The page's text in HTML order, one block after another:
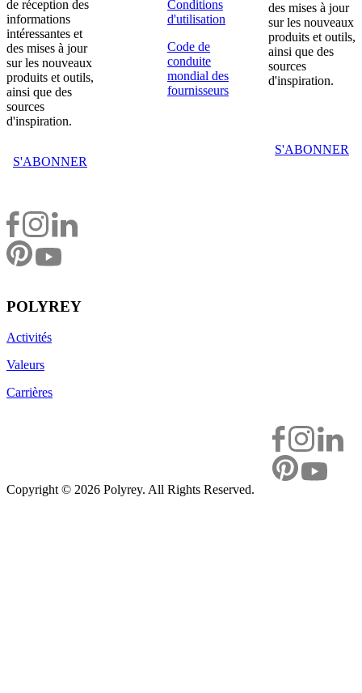
de réception des
informations
intéressantes et
des mises à jour
sur les nouveaux
produits et outils,
ainsi que des
sources
d'inspiration.
S'ABONNER
POLYREY
Activités
Valeurs
Carrières
Conditions
d'utilisation
Code de
conduite
mondial des
fournisseurs
des mises à jour
sur les nouveaux
produits et outils,
ainsi que des
sources
d'inspiration.
S'ABONNER
Copyright © 2026 Polyrey. All Rights Reserved.